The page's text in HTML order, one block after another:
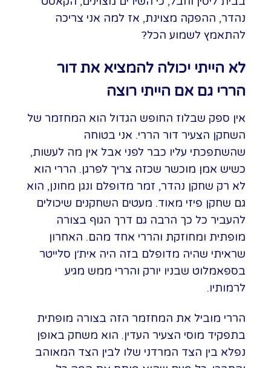
נהדר, ההפקה מצוינת, אז למה אני צריכה
להתאמץ לשמוע הכל?
לא הייתי יכולה להמציא את דור
הררי גם אם הייתי רוצה
אין ספק שבלוז החופש הגדול הוא המחזמר של
השחקן הצעיר דור הררי. אני בטוחה
שהשתפכתי עליו כבר לפני אבל אין מה לעשות,
כשיש אמן מוכשר שכזה צריך לפרגן. הררי הוא
לא רק שחקן נהדר, זמר מדופלם ונגן מחונן, הוא
גם שחקן פיזי מאוד. מעטים השחקנים שיכולים
להעביר כל כך הרבה גם דרך הגוף בצורה
מופתית ומחוזקת והררי אחד מהם. האחרון
שראיתי שהיה מדופלם בזה היה אית׳ן סלייטר
בספאמלוט שבניו יורק והררי ממש מגיע
לרמותיו.
הררי מוביל את המחזמר הזה בצורה מופתית
בתפקיד מוסי הצעיר העדין. הוא משחק באופן
נפלא בין הצד המרדני שלו לבין הצד המאוהב